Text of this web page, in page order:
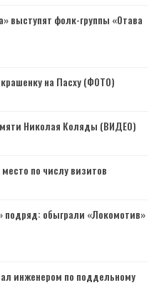
выступят фолк-группы «Отава
на Пасху (ФОТО)
Николая Коляды (ВИДЕО)
по числу визитов
подряд: обыграли «Локомотив»
инженером по поддельному